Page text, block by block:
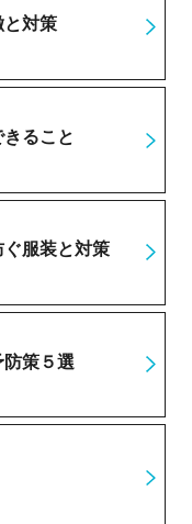
と対策
ること
服装と対策
策５選